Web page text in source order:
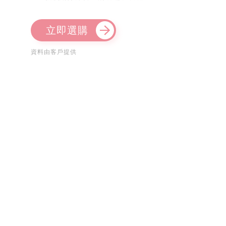
立即選購
資料由客戶提供